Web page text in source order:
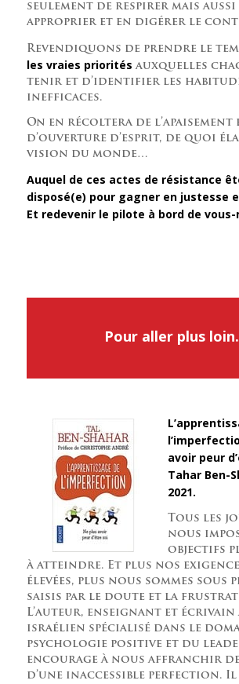
seulement de respirer mais aussi
approprier et en digérer le
Revendiquons de prendre le
les vraies priorités auxquelles
tenir et d’identifier les
inefficaces.
On en récoltera de l’apaisement
d’ouverture d’esprit, de quoi
vision du monde…
Auquel de ces actes de résistance
disposé(e) pour gagner en justesse
Et redevenir le pilote à bord de vous-
Pour aller plus
avoir peur
Tahar Ben-
2021.
Tous les
nous
objectifs
à atteindre. Et plus nos
élevées, plus nous sommes sous
saisis par le doute et la
L’auteur, enseignant et écrivain
israélien spécialisé dans le
psychologie positive et du
encourage à nous affranchir
d’une inaccessible perfection.